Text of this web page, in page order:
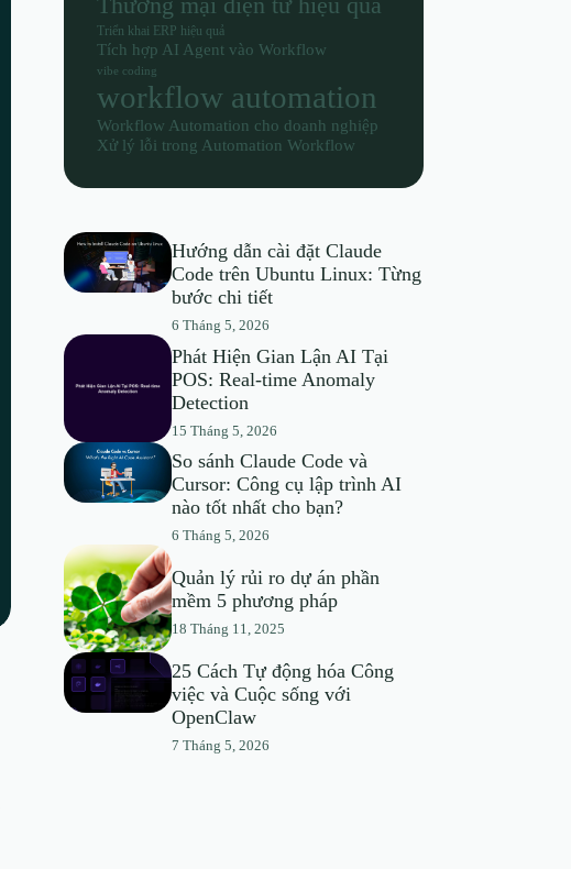
Triển khai ERP hiệu quả
Tích hợp AI Agent vào Workflow
vibe coding
workflow automation
Workflow Automation cho doanh nghiệp
Xử lý lỗi trong Automation Workflow
Hướng dẫn cài đặt Claude
Code trên Ubuntu Linux: Từng
bước chi tiết
6 Tháng 5, 2026
Phát Hiện Gian Lận AI Tại
POS: Real-time Anomaly
Detection
15 Tháng 5, 2026
So sánh Claude Code và
Cursor: Công cụ lập trình AI
nào tốt nhất cho bạn?
6 Tháng 5, 2026
Quản lý rủi ro dự án phần
mềm 5 phương pháp
18 Tháng 11, 2025
25 Cách Tự động hóa Công
việc và Cuộc sống với
OpenClaw
7 Tháng 5, 2026